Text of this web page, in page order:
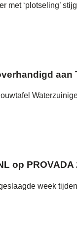
met ‘plotseling’
aan
op PROVADA
week